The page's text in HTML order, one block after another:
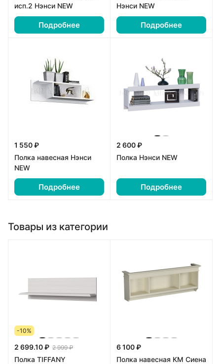
исп.2 Нэнси NEW
Подробнее
Нэнси NEW
Подробнее
1 550 ₽
Полка навесная Нэнси
NEW
Подробнее
2 600 ₽
Полка Нэнси NEW
Подробнее
Товары из категории
-10%
2 699.10 ₽ 2 999 ₽
Полка TIFFANY
6 100 ₽
Полка навесная КМ Сиена